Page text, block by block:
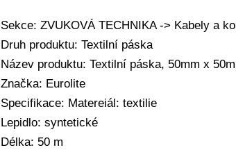
Sekce: ZVUKOVÁ TECHNIKA -> Kabely a
Druh produktu: Textilní páska
Název produktu: Textilní páska, 50mm x
Značka: Eurolite
Specifikace: Matereiál: textilie
Lepidlo: syntetické
Délka: 50 m